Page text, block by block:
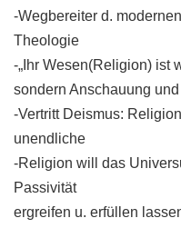
-Wegbereiter d.
Theologie
-„Ihr Wesen(Religion) ist
sondern Anschauung und
-Vertritt Deismus:
unendliche
-Religion will das
Passivität
ergreifen u. erfüllen